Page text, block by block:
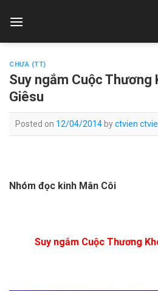
CHƯA (TT)
Suy ngắm Cuộc Thương
Giêsu
Posted on 12/04/2014byctvien
Nhóm đọc kinh Mân Côi
Suy ngắm Cuộc Thương